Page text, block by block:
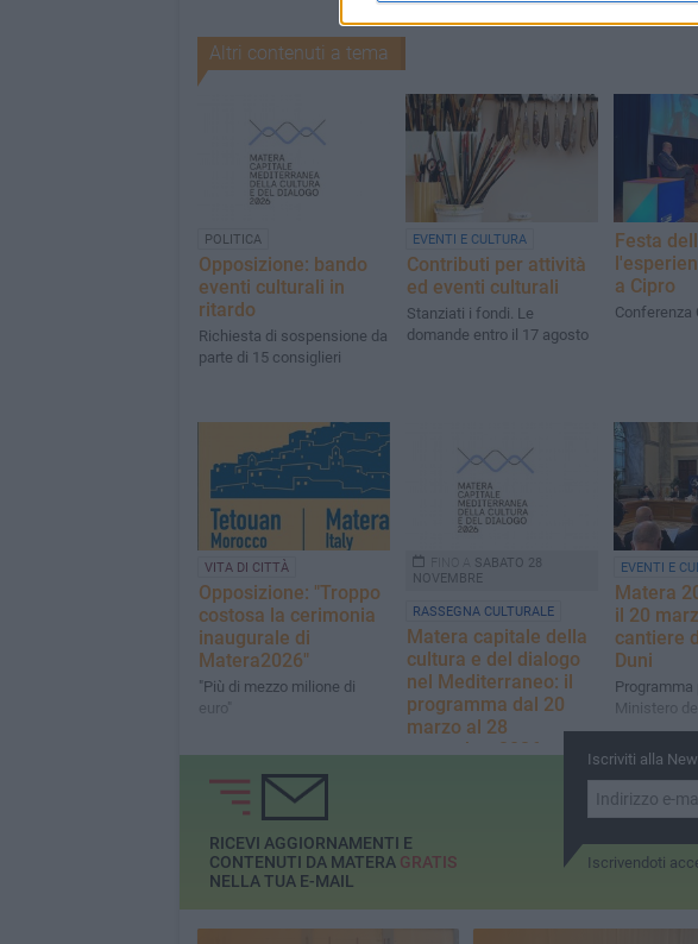
Altri contenuti a tema
POLITICA
Opposizione: bando
eventi culturali in
ritardo
Richiesta di sospensione da
parte di 15 consiglieri
EVENTI E CULTURA
Contributi per attività
ed eventi culturali
Stanziati i fondi. Le
domande entro il 17 agosto
Festa
a Cipro
Conferenza
VITA DI CITTÀ
Opposizione: "Troppo
costosa la cerimonia
inaugurale di
Matera2026"
"Più di mezzo milione di
euro"
SABATO 28
NOVEMBRE
RASSEGNA CULTURALE
Matera capitale della
cultura e del dialogo
nel Mediterraneo: il
programma dal 20
marzo al 28
novembre 2026
EVENTI E
Matera
il 20
cantiere
Duni
Programma
Ministero
Iscriviti alla
Iscrivendoti
RICEVI AGGIORNAMENTI E
CONTENUTI DA MATERA GRATIS
NELLA TUA E-MAIL